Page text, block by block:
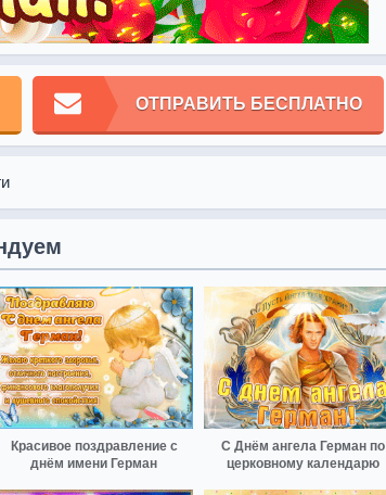
ОТПРАВИТЬ БЕСПЛАТНО
Красивое поздравление с
днём имени Герман
С Днём ангела Герман по
церковному календарю